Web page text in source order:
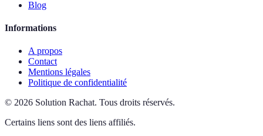
Blog
Informations
A propos
Contact
Mentions légales
Politique de confidentialité
© 2026 Solution Rachat. Tous droits réservés.
Certains liens sont des liens affiliés.